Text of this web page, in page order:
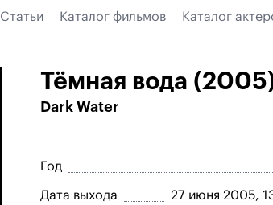
Статьи Каталог фильмов Каталог
Тёмная вода
Dark Water
Год
Дата выхода 27 июня 2005,